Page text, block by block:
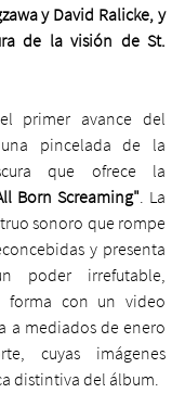
y David Ralicke, y
de la visión de St.
primer avance del
pincelada de la
que ofrece la
Born Screaming" . La
sonoro que rompe
y presenta
poder irrefutable,
forma con un video
a mediados de enero
cuyas imágenes
distintiva del álbum.